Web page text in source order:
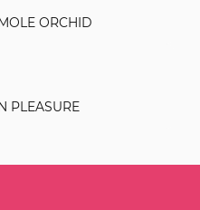
ORCHID
PLEASURE